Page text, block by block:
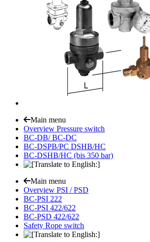
Main menu
Overview Pressure switch
BC-DB/ BC-DC
BC-DSPB/PC DSHB/HC
BC-DSHB/HC (bis 350 bar)
Main menu
Overview PSI / PSD
BC-PSI 222
BC-PSI 422/622
BC-PSD 422/622
Safety Rope switch